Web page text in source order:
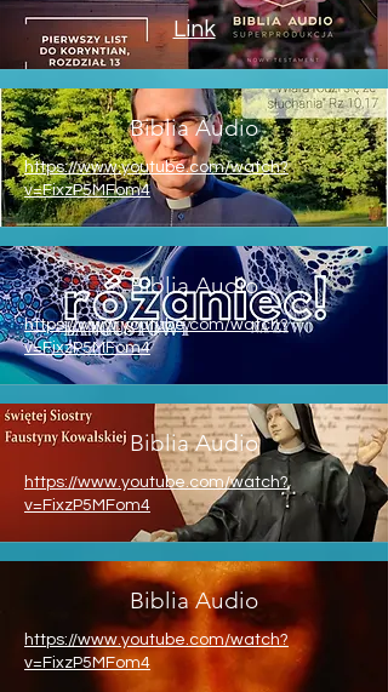
Link
Biblia Audio
https://www.youtube.com/watch?
v=FixzP5MFom4
Biblia Audio
https://www.youtube.com/watch?
v=FixzP5MFom4
Biblia Audio
https://www.youtube.com/watch?
v=FixzP5MFom4
Biblia Audio
https://www.youtube.com/watch?
v=FixzP5MFom4